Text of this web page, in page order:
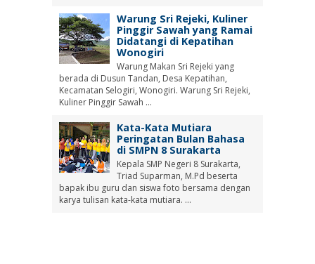
Warung Sri Rejeki, Kuliner
Pinggir Sawah yang Ramai
Didatangi di Kepatihan
Wonogiri
Warung Makan Sri Rejeki yang
berada di Dusun Tandan, Desa Kepatihan,
Kecamatan Selogiri, Wonogiri. Warung Sri Rejeki,
Kuliner Pinggir Sawah ...
Kata-Kata Mutiara
Peringatan Bulan Bahasa
di SMPN 8 Surakarta
Kepala SMP Negeri 8 Surakarta,
Triad Suparman, M.Pd beserta
bapak ibu guru dan siswa foto bersama dengan
karya tulisan kata-kata mutiara. ...